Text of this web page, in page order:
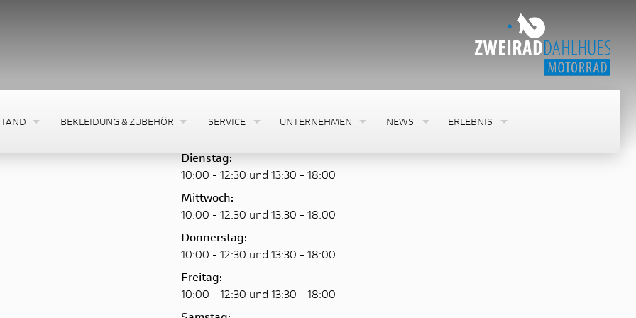
BEKLEIDUNG & ZUBEHÖR SERVICE UNTERNEHMEN NEWS ERLEBNIS
Montag:
Dienstag:
10:00 - 12:30 und 13:30 - 18:00
Mittwoch:
10:00 - 12:30 und 13:30 - 18:00
Donnerstag:
10:00 - 12:30 und 13:30 - 18:00
Freitag:
10:00 - 12:30 und 13:30 - 18:00